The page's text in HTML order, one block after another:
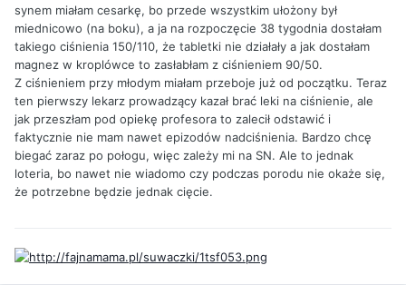
synem miałam cesarkę, bo przede wszystkim ułożony był
miednicowo (na boku), a ja na rozpoczęcie 38 tygodnia dostałam
takiego ciśnienia 150/110, że tabletki nie działały a jak dostałam
magnez w kroplówce to zasłabłam z ciśnieniem 90/50.
Z ciśnieniem przy młodym miałam przeboje już od początku. Teraz
ten pierwszy lekarz prowadzący kazał brać leki na ciśnienie, ale
jak przeszłam pod opiekę profesora to zalecił odstawić i
faktycznie nie mam nawet epizodów nadciśnienia. Bardzo chcę
biegać zaraz po połogu, więc zależy mi na SN. Ale to jednak
loteria, bo nawet nie wiadomo czy podczas porodu nie okaże się,
że potrzebne będzie jednak cięcie.